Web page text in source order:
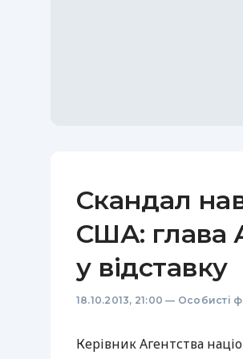
Скандал
США: глава
у відставку
18.10.2013, 21:00 — Особисті
Керівник Агентства